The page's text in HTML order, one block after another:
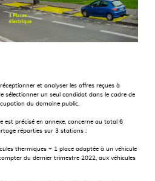
réceptionner et analyser les offres reçues à
sélectionner un seul candidat dans le cadre de
du domaine public.
est précisé en annexe, concerne au total 6
réparties sur 3 stations :
thermiques + 1 place adaptée à un véhicule
du dernier trimestre 2022, aux véhicules